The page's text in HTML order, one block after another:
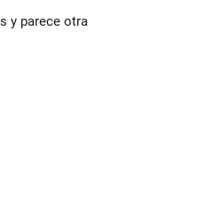
y parece otra